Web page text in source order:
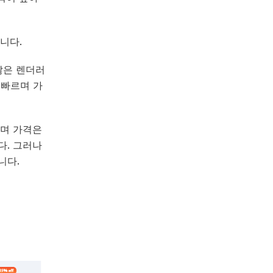
다.
렌더러
르며 가
가격은
. 그러나
다.